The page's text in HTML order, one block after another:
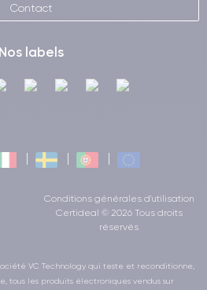
Contact
Nos labels
Conditions générales d'utilisation
Certideal © 2026 Tous droits
réservés
VC Technology qui teste et reconditionne,
tous les produits électroniques vendus sur